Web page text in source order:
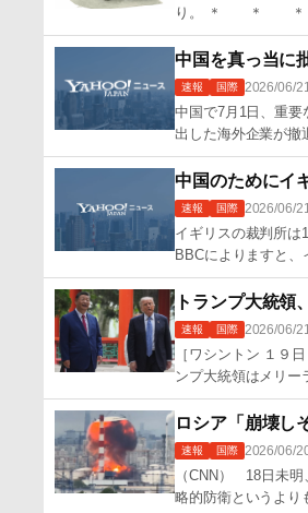
り。 ＊ ＊ ＊ ア
中国を真っ当に
速報 国際 2026/06/
中国で7月1日、重
出した海外企業が
中国のためにイ
速報 国際 2026/06/
イギリスの裁判所は
BBCによりますと
トランプ大統領
速報 国際 2026/06/
［ワシントン １９
ンプ大‌統領はメ‌リ
ロシア「崩壊し
速報 国際 2026/06/
（CNN） 18日未
略的防衛というよ